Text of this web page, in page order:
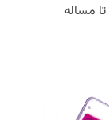
مساله